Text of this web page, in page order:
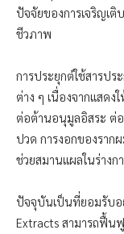
ปัจจัยของการเจริญเ
ชีวภาพ
การประยุกต์ใช้สารปร
ต่าง ๆ เนื่องจากแสด
ต่อต้านอนุมูลอิสระ ต่
ปวด การงอกของรา
ช่วยสมานแผลในร่างก
ปัจจุบันเป็นที่ยอมรับอ
Extracts สามารถฟื้น